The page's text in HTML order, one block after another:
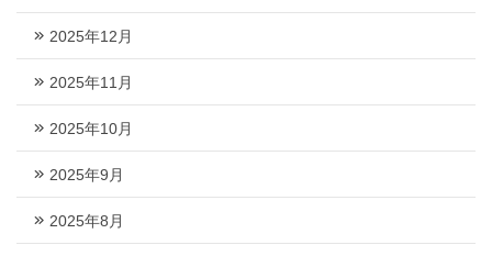
2025年12月
2025年11月
2025年10月
2025年9月
2025年8月